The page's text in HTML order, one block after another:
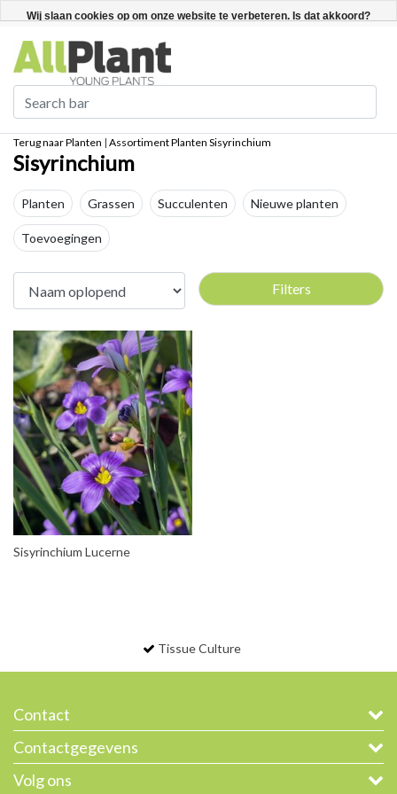
Registreren / Inloggen Nederlands
Terug naar Planten | AssortimentPlanten Sisyrinchium
Sisyrinchium
Planten Grassen Succulenten Nieuwe planten
Toevoegingen
Filters
Sisyrinchium Lucerne
Tissue Culture
Contact
Contactgegevens
Volg ons
Wij slaan cookies op om onze website te verbeteren. Is dat akkoord?